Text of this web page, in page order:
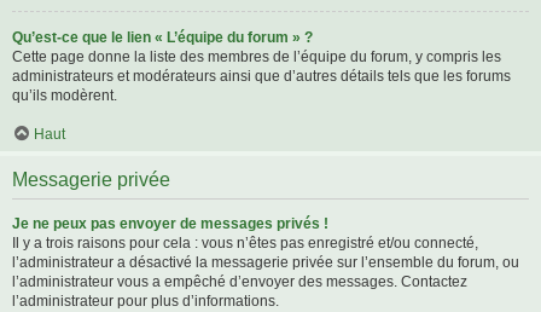
Qu’est-ce que le lien « L’équipe du forum » ?
Cette page donne la liste des membres de l’équipe du forum, y compris les
administrateurs et modérateurs ainsi que d’autres détails tels que les forums
qu’ils modèrent.
Haut
Messagerie privée
Je ne peux pas envoyer de messages privés !
Il y a trois raisons pour cela : vous n’êtes pas enregistré et/ou connecté,
l’administrateur a désactivé la messagerie privée sur l’ensemble du forum, ou
l’administrateur vous a empêché d’envoyer des messages. Contactez
l’administrateur pour plus d’informations.